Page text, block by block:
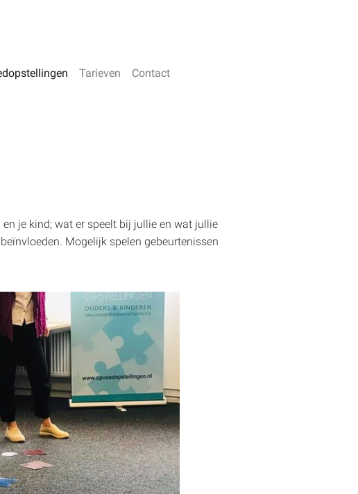
Tarieven Contact
je kind; wat er speelt bij jullie en wat jullie
Mogelijk spelen gebeurtenissen